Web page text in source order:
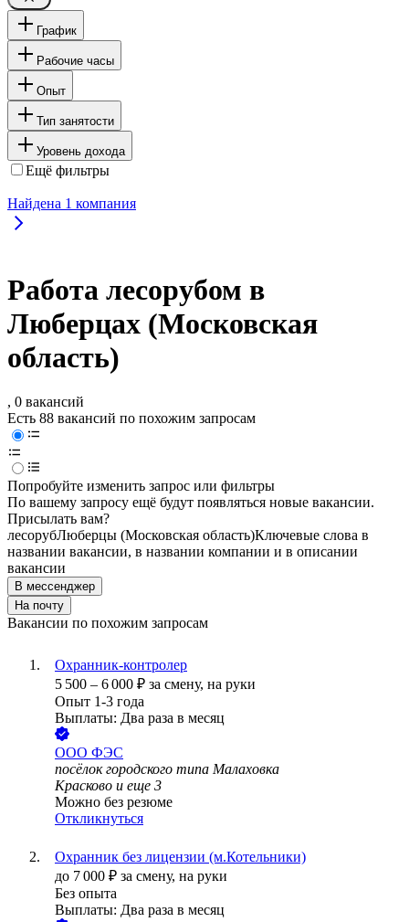
График
Рабочие часы
Опыт
Тип занятости
Уровень дохода
Ещё фильтры
Найдена 1 компания
Работа лесорубом в
Люберцах (Московская
область)
, 0 вакансий
Есть 88 вакансий по похожим запросам
Попробуйте изменить запрос или фильтры
По вашему запросу ещё будут появляться новые вакансии.
Присылать вам?
лесорубЛюберцы (Московская область)Ключевые слова в
названии вакансии, в названии компании и в описании
вакансии
В мессенджер
На почту
Вакансии по похожим запросам
Охранник-контролер
5 500 – 6 000 ₽ за смену, на руки
Опыт 1-3 года
Выплаты: Два раза в месяц
ООО ФЭС
посёлок городского типа Малаховка
Красково и еще 3
Можно без резюме
Откликнуться
Охранник без лицензии (м.Котельники)
до 7 000 ₽ за смену, на руки
Без опыта
Выплаты: Два раза в месяц